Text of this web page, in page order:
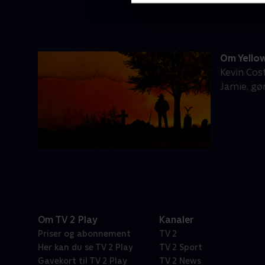
Om
Kevin
Jamie,
Om TV 2 Play
Priser og abonnement
Her kan du se TV 2 Play
Gavekort til TV 2 Play
Kanaler
TV 2
TV 2 Sport
TV 2 News